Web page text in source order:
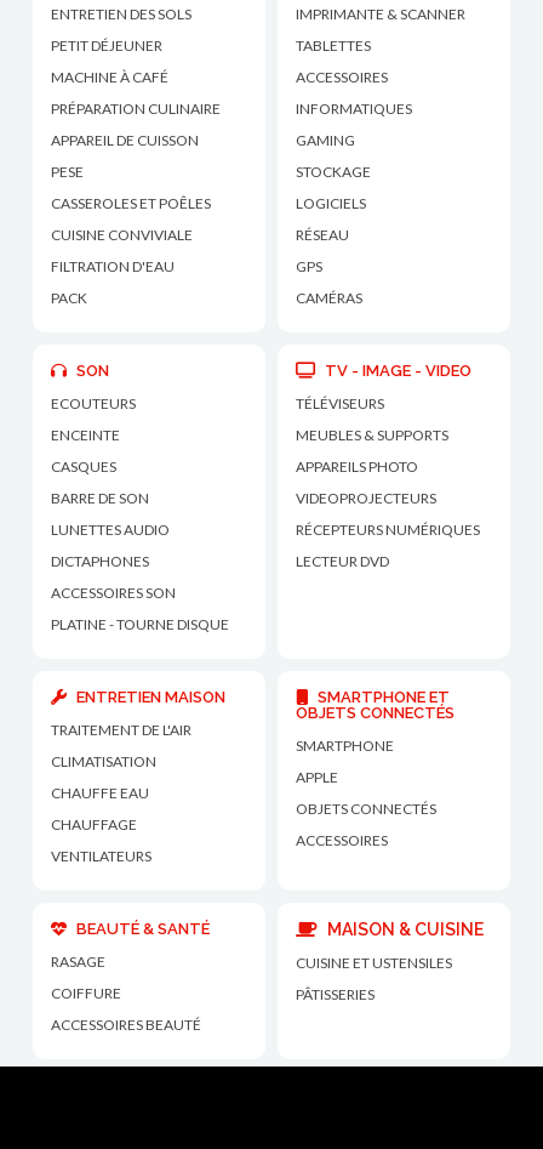
ENTRETIEN DES SOLS
PETIT DÉJEUNER
MACHINE À CAFÉ
PRÉPARATION CULINAIRE
APPAREIL DE CUISSON
PESE
CASSEROLES ET POÊLES
CUISINE CONVIVIALE
FILTRATION D'EAU
PACK
IMPRIMANTE & SCANNER
TABLETTES
ACCESSOIRES
INFORMATIQUES
GAMING
STOCKAGE
LOGICIELS
RÉSEAU
GPS
CAMÉRAS
SON
ECOUTEURS
ENCEINTE
CASQUES
BARRE DE SON
LUNETTES AUDIO
DICTAPHONES
ACCESSOIRES SON
PLATINE - TOURNE DISQUE
TV - IMAGE - VIDEO
TÉLÉVISEURS
MEUBLES & SUPPORTS
APPAREILS PHOTO
VIDEOPROJECTEURS
RÉCEPTEURS NUMÉRIQUES
LECTEUR DVD
ENTRETIEN MAISON
TRAITEMENT DE L'AIR
CLIMATISATION
CHAUFFE EAU
CHAUFFAGE
VENTILATEURS
SMARTPHONE ET
OBJETS CONNECTÉS
SMARTPHONE
APPLE
OBJETS CONNECTÉS
ACCESSOIRES
BEAUTÉ & SANTÉ
RASAGE
COIFFURE
ACCESSOIRES BEAUTÉ
MAISON & CUISINE
CUISINE ET USTENSILES
PÂTISSERIES